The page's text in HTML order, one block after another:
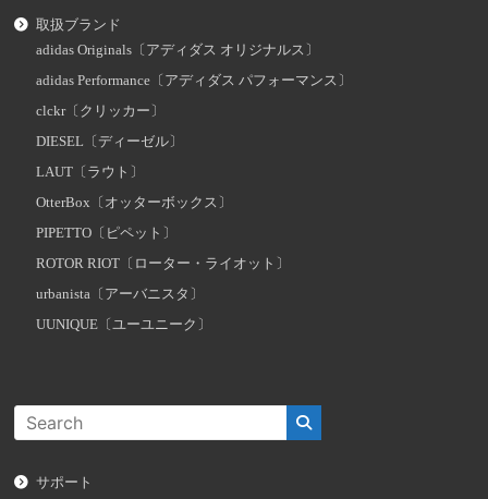
取扱ブランド
adidas Originals〔アディダス オリジナルス〕
adidas Performance〔アディダス パフォーマンス〕
clckr〔クリッカー〕
DIESEL〔ディーゼル〕
LAUT〔ラウト〕
OtterBox〔オッターボックス〕
PIPETTO〔ピペット〕
ROTOR RIOT〔ローター・ライオット〕
urbanista〔アーバニスタ〕
UUNIQUE〔ユーユニーク〕
サポート